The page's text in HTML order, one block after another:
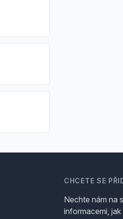
CHCETE SE
Nechte nám na
informacemi,